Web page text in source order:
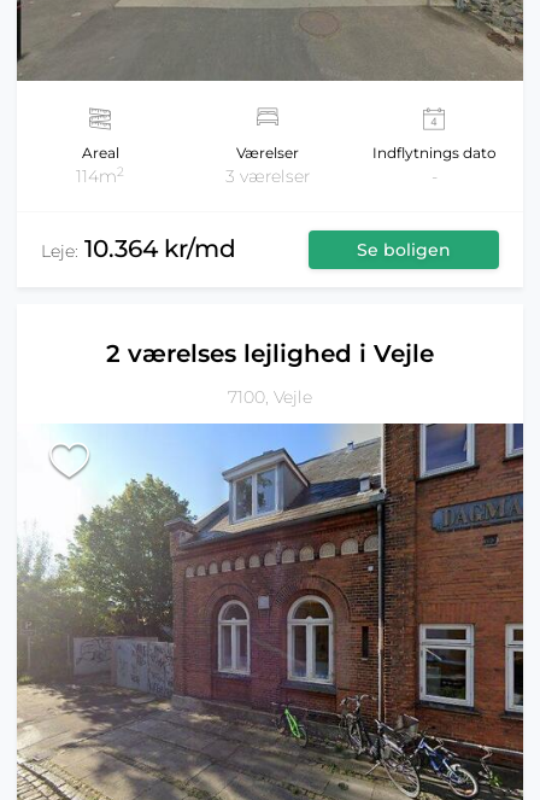
Areal
114m2
Værelser
3 værelser
Indflytnings dato
-
Leje: 10.364 kr/md Se boligen
2 værelses lejlighed i Vejle
7100, Vejle